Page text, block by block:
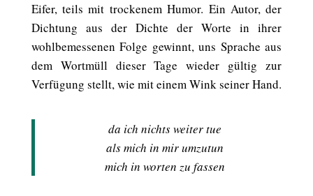
Eifer, teils mit trockenem Humor. Ein Autor, der
Dichtung aus der Dichte der Worte in ihrer
wohlbemessenen Folge gewinnt, uns Sprache aus
dem Wortmüll dieser Tage wieder gültig zur
Verfügung stellt, wie mit einem Wink seiner Hand.
da ich nichts weiter tue
als mich in mir umzutun
mich in worten zu fassen